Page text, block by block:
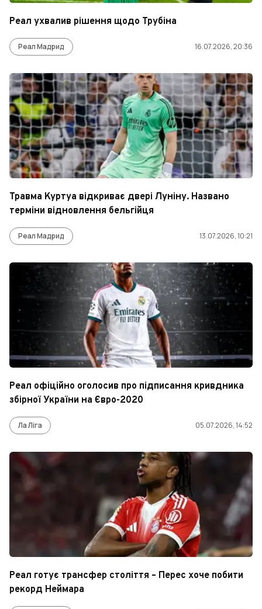
Реал ухвалив рішення щодо Трубіна
Реал Мадрид 16.07.2026, 20:36
Травма Куртуа відкриває двері Луніну. Названо
терміни відновлення бельгійця
Реал Мадрид 13.07.2026, 10:21
Реал офіційно оголосив про підписання кривдника
збірної України на Євро-2020
Ла Ліга 05.07.2026, 14:52
Реал готує трансфер століття – Перес хоче побити
рекорд Неймара